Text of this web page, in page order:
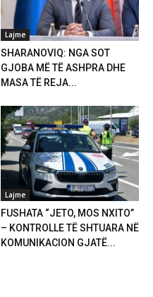
Lajme
SHARANOVIQ: NGA SOT
GJOBA MË TË ASHPRA DHE
MASA TË REJA...
Lajme
FUSHATA “JETO, MOS NXITO”
– KONTROLLE TË SHTUARA NË
KOMUNIKACION GJATË...